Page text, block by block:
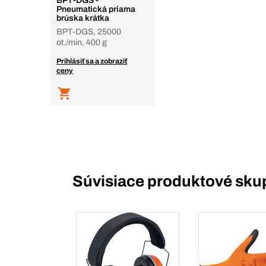
Pneumatická priama
brúska krátka
BPT-DGS, 25000
ot./min, 400 g
Prihlásiť sa a zobraziť
ceny
Súvisiace produktové